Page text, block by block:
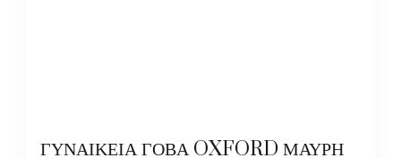
ΓΥΝΑΙΚΕΙΑ ΓΟΒΑ OXFORD ΜΑΥΡΗ